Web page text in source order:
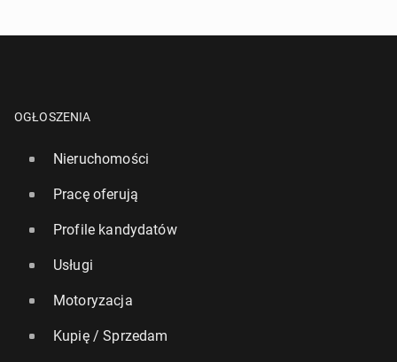
OGŁOSZENIA
Nieruchomości
Pracę oferują
Profile kandydatów
Usługi
Motoryzacja
Kupię / Sprzedam